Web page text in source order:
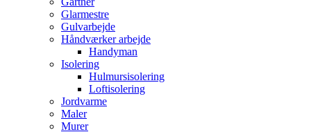
Glarmestre
Gulvarbejde
Håndværker arbejde
Handyman
Isolering
Hulmursisolering
Loftisolering
Jordvarme
Maler
Murer